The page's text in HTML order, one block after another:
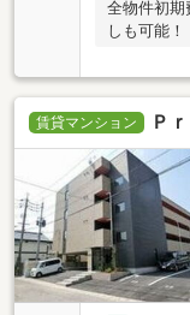
全物件初期
しも可能！
賃貸マンション Ｐ